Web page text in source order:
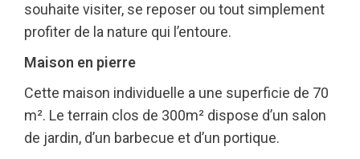
souhaite visiter, se reposer ou tout simplement
profiter de la nature qui l’entoure.
Maison en pierre
Cette maison individuelle a une superficie de 70
m². Le terrain clos de 300m² dispose d’un salon
de jardin, d’un barbecue et d’un portique.